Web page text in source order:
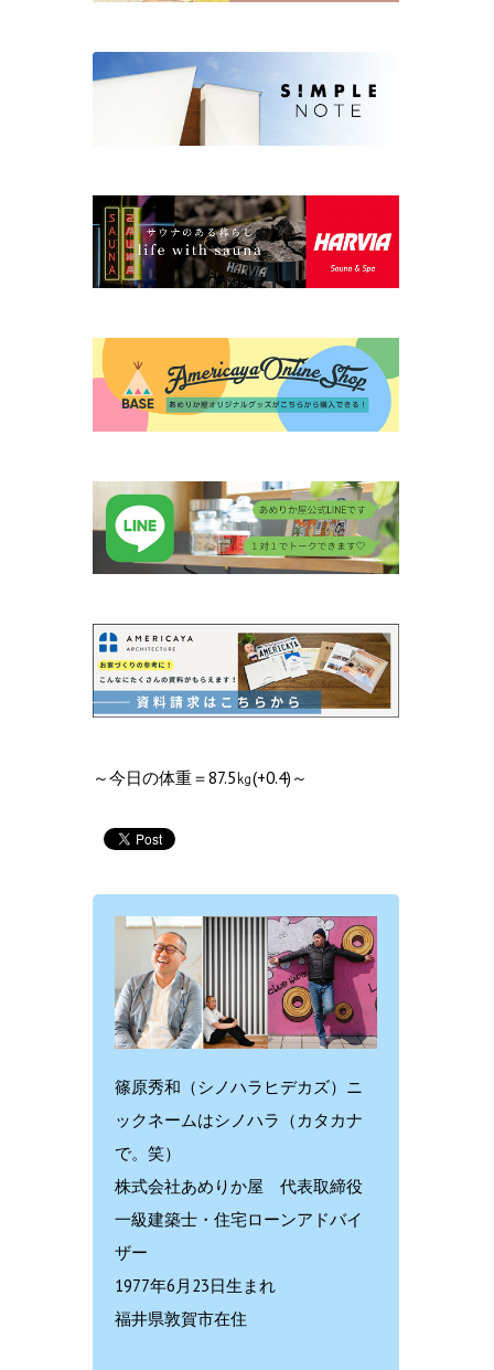
～今日の体重＝87.5㎏(+0.4)～
篠原秀和（シノハラヒデカズ）ニ
ックネームはシノハラ（カタカナ
で。笑）
株式会社あめりか屋 代表取締役
一級建築士・住宅ローンアドバイ
ザー
1977年6月23日生まれ
福井県敦賀市在住